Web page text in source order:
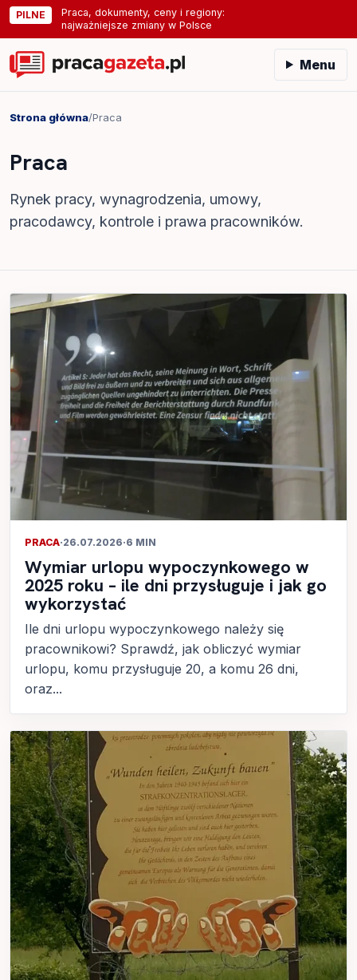
PILNE
Praca, dokumenty, ceny i regiony:
najważniejsze zmiany w Polsce
Menu
Strona główna/Praca
Praca
Rynek pracy, wynagrodzenia, umowy,
pracodawcy, kontrole i prawa pracowników.
PRACA·26.07.2026·6 MIN
Wymiar urlopu wypoczynkowego w
2025 roku – ile dni przysługuje i jak go
wykorzystać
Ile dni urlopu wypoczynkowego należy się
pracownikowi? Sprawdź, jak obliczyć wymiar
urlopu, komu przysługuje 20, a komu 26 dni,
oraz...